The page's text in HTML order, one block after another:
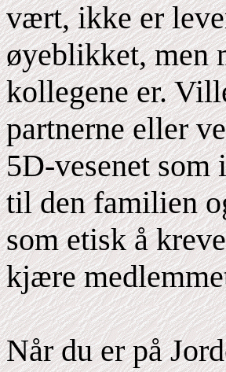
vært, ikke er
øyeblikket, men
kollegene er.
partnerne eller
5D-vesenet som
til den familien
som etisk å
kjære
Når du er på